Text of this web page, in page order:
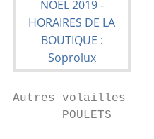
Autres volailles
POULETS